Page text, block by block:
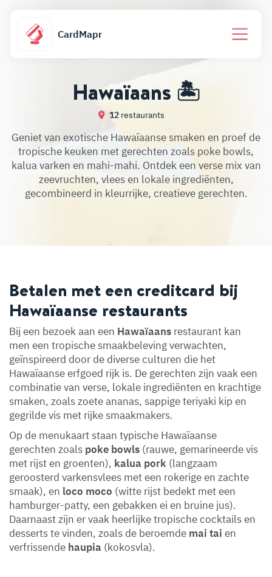
CardMapr
Hawaïaans 🏝️
12restaurants
Geniet van exotische Hawaïaanse smaken en proef de
tropische keuken met gerechten zoals poke bowls,
kalua varken en mahi-mahi. Ontdek een verse mix van
zeevruchten, vlees en lokale ingrediënten,
gecombineerd in kleurrijke, creatieve gerechten.
Betalen met een creditcard bij
Hawaïaanse restaurants
Bij een bezoek aan een Hawaïaans restaurant kan
men een tropische smaakbeleving verwachten,
geïnspireerd door de diverse culturen die het
Hawaïaanse erfgoed rijk is. De gerechten zijn vaak een
combinatie van verse, lokale ingrediënten en krachtige
smaken, zoals zoete ananas, sappige teriyaki kip en
gegrilde vis met rijke smaakmakers.
Op de menukaart staan typische Hawaïaanse
gerechten zoals poke bowls (rauwe, gemarineerde vis
met rijst en groenten), kalua pork (langzaam
geroosterd varkensvlees met een rokerige en zachte
smaak), en loco moco (witte rijst bedekt met een
hamburger-patty, een gebakken ei en bruine jus).
Daarnaast zijn er vaak heerlijke tropische cocktails en
desserts te vinden, zoals de beroemde mai tai en
verfrissende haupia (kokosvla).